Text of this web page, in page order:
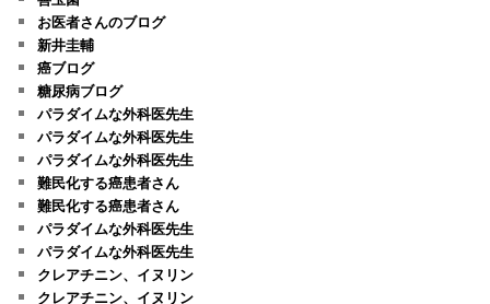
お医者さんのブログ
新井圭輔
癌ブログ
糖尿病ブログ
パラダイムな外科医先生
パラダイムな外科医先生
パラダイムな外科医先生
難民化する癌患者さん
難民化する癌患者さん
パラダイムな外科医先生
パラダイムな外科医先生
クレアチニン、イヌリン
クレアチニン、イヌリン